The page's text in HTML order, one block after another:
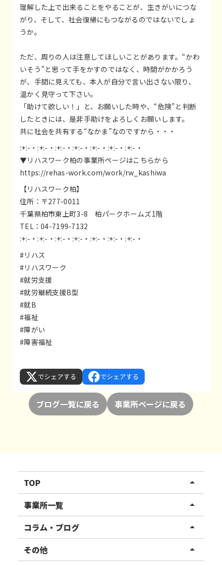
理解した上で出来ることをやることが、生きがいにつな
がり、そして、社会復帰にもつながるのではないでしょ
うか。
ただ、周りの人は注意してほしいことがあります。“かわ
いそう”と思って手をかすのではなく、時間がかかろう
が、手間に見えても、本人が自分で言い出さない限り、
温かく見守って下さい。
「助けて欲しい！」と、お願いした時や、“危険”と判断
したときには、是非手助けをよろしくお願いします。
共に社会を共有する“なかま”なのですから・・・
:+:-・:+:-・:+:-・:+:-・:+:-・:+:-・:+:-・
▼リハスワーク柏の事業所ページはこちらから
https://rehas-work.com/work/rw_kashiwa
【リハスワーク柏】
住所：〒277-0011
千葉県柏市東上町3-8 柏パークホームズ1階
TEL：04-7199-7132
:+:-・:+:-・:+:-・:+:-・:+:-・:+:-・:+:-・
#リハス
#リハスワーク
#就労支援
#就労継続支援B型
#就B
#福祉
#障がい
#障害福祉
でシェアする でシェアする
ブログ一覧に戻る 事業所ページに戻る
TOP arrow_drop_up
リハスワーク
リハスファーム
事業所一覧 arrow_drop_up
関東エリア
東北エリア
コラム・ブログ arrow_drop_up
事業所ブログ
その他 arrow_drop_up